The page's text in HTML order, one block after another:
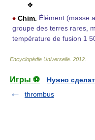
❖
♦ Chim. Élément (masse
groupe des terres rares,
température de fusion 1
Encyclopédie Universelle 2012
Игры ⚽
Нужно
thrombus